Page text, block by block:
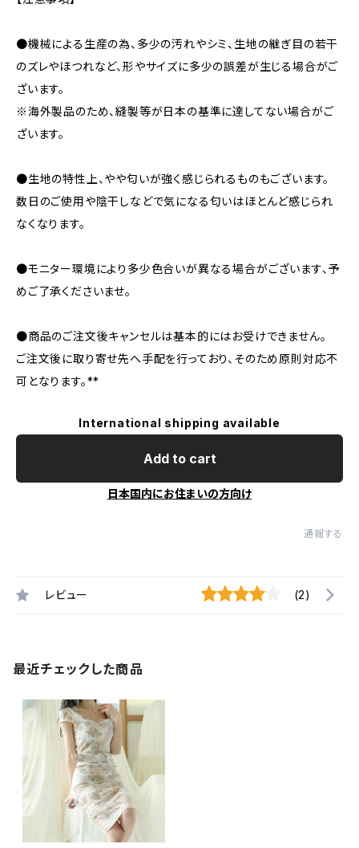
●機械による生産の為、多少の汚れやシミ、生地の継ぎ目の若干
のズレやほつれなど、形やサイズに多少の誤差が生じる場合がご
ざいます。
※海外製品のため、縫製等が日本の基準に達してない場合がご
ざいます。
●生地の特性上、やや匂いが強く感じられるものもございます。
数日のご使用や陰干しなどで気になる匂いはほとんど感じられ
なくなります。
●モニター環境により多少色合いが異なる場合がございます、予
めご了承くださいませ。
●商品のご注文後キャンセルは基本的にはお受けできません。
ご注文後に取り寄せ先へ手配を行っており、そのため原則対応不
可となります。**
International shipping available
Add to cart
日本国内にお住まいの方向け
通報する
レビュー (2)
最近チェックした商品